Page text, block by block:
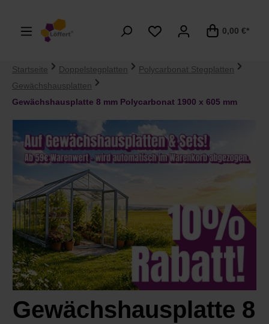
0,00 €*
Startseite Doppelstegplatten
Polycarbonat Stegplatten
Gewächshausplatten
Gewächshausplatte 8 mm Polycarbonat 1900 x 605 mm
Gewächshausplatte 8